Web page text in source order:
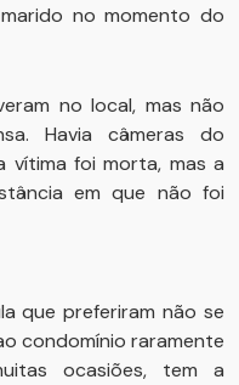
no momento do
no local, mas não
Havia câmeras do
vítima foi morta, mas a
em que não foi
que preferiram não se
condomínio raramente
ocasiões, tem a